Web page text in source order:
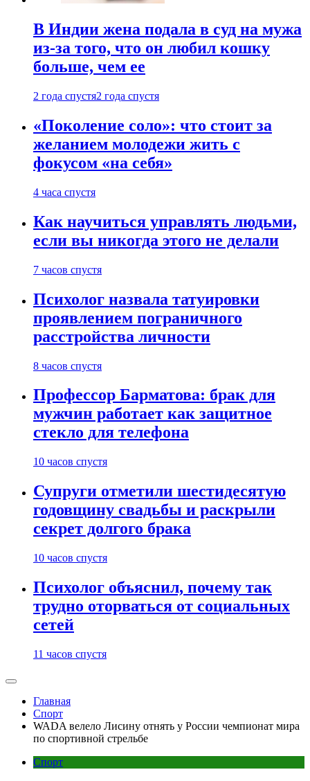
В Индии жена подала в суд на мужа
из-за того, что он любил кошку
больше, чем ее
2 года спустя2 года спустя
«Поколение соло»: что стоит за
желанием молодежи жить с
фокусом «на себя»
4 часа спустя
Как научиться управлять людьми,
если вы никогда этого не делали
7 часов спустя
Психолог назвала татуировки
проявлением пограничного
расстройства личности
8 часов спустя
Профессор Барматова: брак для
мужчин работает как защитное
стекло для телефона
10 часов спустя
Супруги отметили шестидесятую
годовщину свадьбы и раскрыли
секрет долгого брака
10 часов спустя
Психолог объяснил, почему так
трудно оторваться от социальных
сетей
11 часов спустя
Главная
Спорт
WADA велело Лисину отнять у России чемпионат мира
по спортивной стрельбе
Спорт